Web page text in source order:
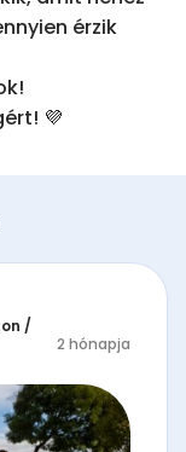
érzik
💜
/
2 hónapja